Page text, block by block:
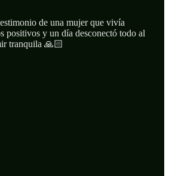
de una mujer que vivía
positivos y un día desconectó todo al
tranquila 🙏🏻